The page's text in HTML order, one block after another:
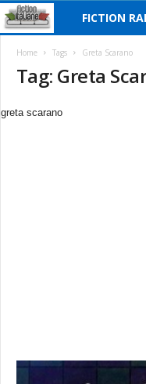
c
l
FICTION RAI
Home Tags Greta Scarano
Tag: Greta
greta scarano